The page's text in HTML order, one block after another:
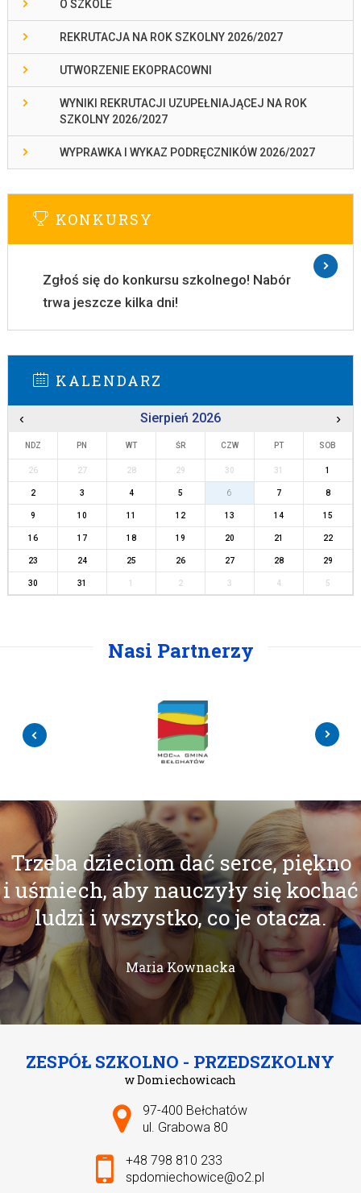
O SZKOLE
REKRUTACJA NA ROK SZKOLNY 2026/2027
UTWORZENIE EKOPRACOWNI
WYNIKI REKRUTACJI UZUPEŁNIAJĄCEJ NA ROK
SZKOLNY 2026/2027
WYPRAWKA I WYKAZ PODRĘCZNIKÓW 2026/2027
KONKURSY
Zgłoś się do konkursu szkolnego! Nabór
trwa jeszcze kilka dni!
KALENDARZ
‹ Sierpień 2026 ›
NDZ PN WT ŚR CZW PT SOB
26 27 28 29 30 31 1
2 3 4 5 6 7 8
9 10 11 12 13 14 15
16 17 18 19 20 21 22
23 24 25 26 27 28 29
30 31 2 3 4 5
Nasi Partnerzy
Trzeba dzieciom dać serce, piękno
i uśmiech, aby nauczyły się kochać
ludzi i wszystko, co je otacza.
Maria Kownacka
ZESPÓŁ SZKOLNO - PRZEDSZKOLNY
w Domiechowicach
Adres pocztowy:
97-400 Bełchatów
ul. Grabowa 80
+48 798 810 233
spdomiechowice@o2.pl